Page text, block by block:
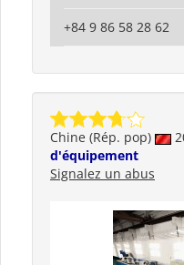
+84 9 86 58 28 62
Chine (Rép. pop)
d'équipement
Signalez un abus